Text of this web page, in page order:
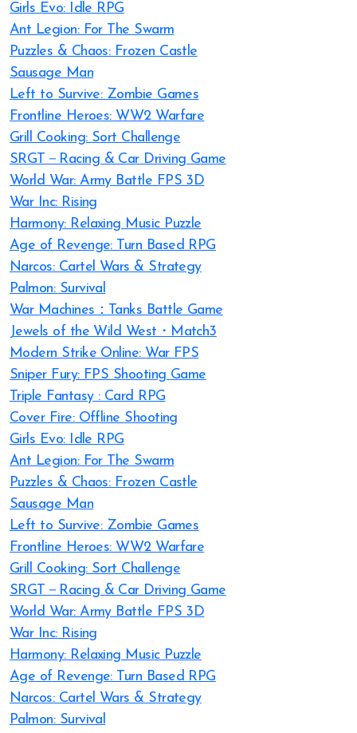
Girls Evo: Idle RPG
Ant Legion: For The Swarm
Puzzles & Chaos: Frozen Castle
Sausage Man
Left to Survive: Zombie Games
Frontline Heroes: WW2 Warfare
Grill Cooking: Sort Challenge
SRGT－Racing & Car Driving Game
World War: Army Battle FPS 3D
War Inc: Rising
Harmony: Relaxing Music Puzzle
Age of Revenge: Turn Based RPG
Narcos: Cartel Wars & Strategy
Palmon: Survival
War Machines：Tanks Battle Game
Jewels of the Wild West・Match3
Modern Strike Online: War FPS
Sniper Fury: FPS Shooting Game
Triple Fantasy : Card RPG
Cover Fire: Offline Shooting
Girls Evo: Idle RPG
Ant Legion: For The Swarm
Puzzles & Chaos: Frozen Castle
Sausage Man
Left to Survive: Zombie Games
Frontline Heroes: WW2 Warfare
Grill Cooking: Sort Challenge
SRGT－Racing & Car Driving Game
World War: Army Battle FPS 3D
War Inc: Rising
Harmony: Relaxing Music Puzzle
Age of Revenge: Turn Based RPG
Narcos: Cartel Wars & Strategy
Palmon: Survival